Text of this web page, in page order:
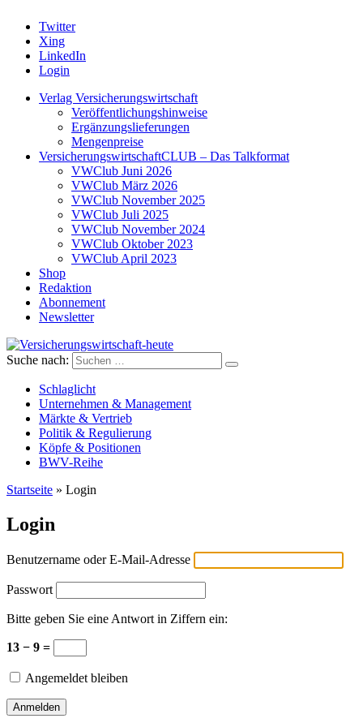
Twitter
Xing
LinkedIn
Login
Verlag Versicherungswirtschaft
Veröffentlichungshinweise
Ergänzungslieferungen
Mengenpreise
VersicherungswirtschaftCLUB – Das Talkformat
VWClub Juni 2026
VWClub März 2026
VWClub November 2025
VWClub Juli 2025
VWClub November 2024
VWClub Oktober 2023
VWClub April 2023
Shop
Redaktion
Abonnement
Newsletter
Versicherungswirtschaft-heute
Suche nach:
Schlaglicht
Unternehmen & Management
Märkte & Vertrieb
Politik & Regulierung
Köpfe & Positionen
BWV-Reihe
Startseite » Login
Login
Benutzername oder E-Mail-Adresse
Passwort
Bitte geben Sie eine Antwort in Ziffern ein:
13 − 9 =
Angemeldet bleiben